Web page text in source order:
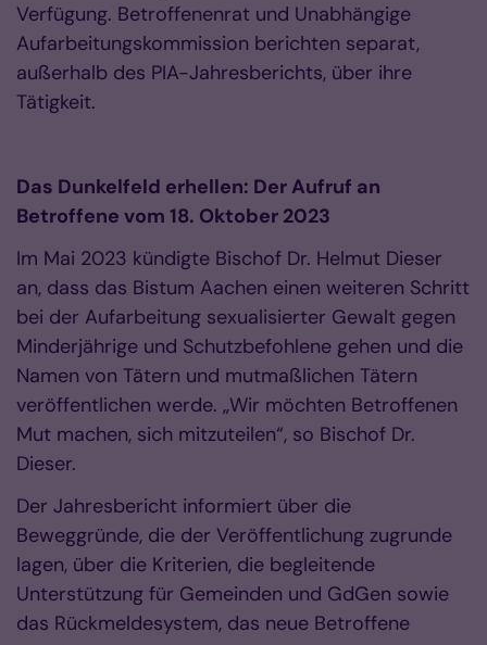
Verfügung. Betroffenenrat und Unabhängige
Aufarbeitungskommission berichten separat,
außerhalb des PIA-Jahresberichts, über ihre
Tätigkeit.
Das Dunkelfeld erhellen: Der Aufruf an
Betroffene vom 18. Oktober 2023
Im Mai 2023 kündigte Bischof Dr. Helmut Dieser
an, dass das Bistum Aachen einen weiteren Schritt
bei der Aufarbeitung sexualisierter Gewalt gegen
Minderjährige und Schutzbefohlene gehen und die
Namen von Tätern und mutmaßlichen Tätern
veröffentlichen werde. „Wir möchten Betroffenen
Mut machen, sich mitzuteilen“, so Bischof Dr.
Dieser.
Der Jahresbericht informiert über die
Beweggründe, die der Veröffentlichung zugrunde
lagen, über die Kriterien, die begleitende
Unterstützung für Gemeinden und GdGen sowie
das Rückmeldesystem, das neue Betroffene